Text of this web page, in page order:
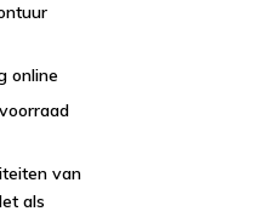
online
van
als